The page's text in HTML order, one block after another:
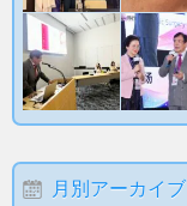
月別アーカイブ